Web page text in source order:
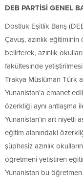
DEB PARTİSİ GENEL
Dostluk Eşitlik Barış
Çavuş, azınlık eğitiminin
belirterek, azınlık
fakültesinde
Trakya Müslüman Türk
Yunanistan’a emanet
özerkliği aynı antlaşma
Yunanistan’ın art niyetli
eğitim alanındaki
şüphesiz azınlık
öğretmeni yetiştiren
Yunanistan bu öğretmen